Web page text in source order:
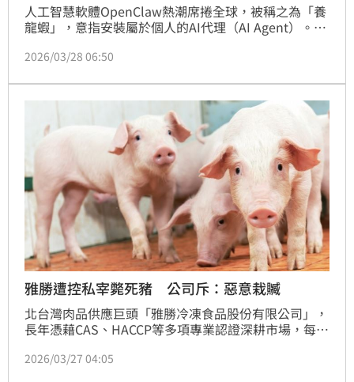
人工智慧軟體OpenClaw熱潮席捲全球，被稱之為「養
龍蝦」，意指安裝屬於個人的AI代理（AI Agent）。不
可能好心辦傻事，成為企業營運風險，若缺乏標準化流
災難。
2026/03/28 06:50
雅勝遭控私宰斃死豬 公司斥：惡意栽贓
北台灣肉品供應巨頭「雅勝冷凍食品股份有限公司」，
長年憑藉CAS、HACCP等多項專業認證深耕市場，每日
商。然而，今（27日）該公司卻遭《CTWANT》爆
2026/03/27 04:05